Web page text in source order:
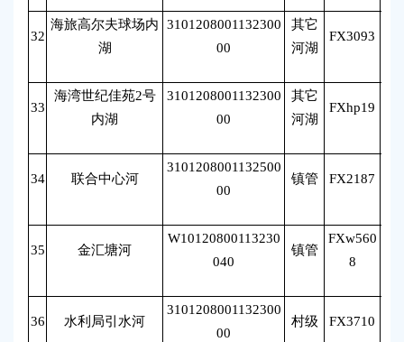
32
海旅高尔夫球场内
湖
3101208001132300
00
其它
河湖
FX3093
33
海湾世纪佳苑2号
内湖
3101208001132300
00
其它
河湖
FXhp19
34 联合中心河
3101208001132500
00
镇管 FX2187
35 金汇塘河
W10120800113230
040
镇管
FXw560
8
36 水利局引水河
3101208001132300
00
村级 FX3710